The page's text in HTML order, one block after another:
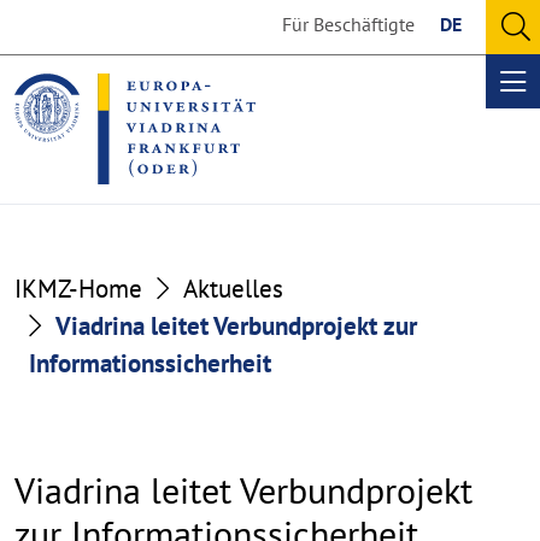
the
content
section
the
footer
section
Für Beschäftigte DE
IKMZ-Home
Aktuelles
Viadrina leitet Verbundprojekt zur
Informationssicherheit
Viadrina leitet Verbundprojekt